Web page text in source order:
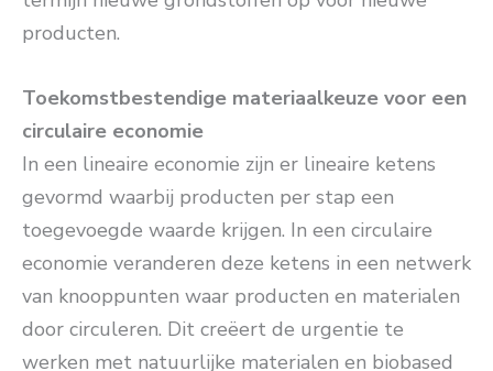
producten.
Toekomstbestendige materiaalkeuze voor een
circulaire economie
In een lineaire economie zijn er lineaire ketens
gevormd waarbij producten per stap een
toegevoegde waarde krijgen. In een circulaire
economie veranderen deze ketens in een netwerk
van knooppunten waar producten en materialen
door circuleren. Dit creëert de urgentie te
werken met natuurlijke materialen en biobased